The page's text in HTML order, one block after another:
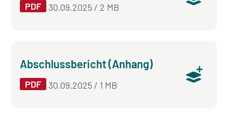
PDF 30.09.2025 / 2 MB
Abschlussbericht (Anhang)
PDF 30.09.2025 / 1 MB